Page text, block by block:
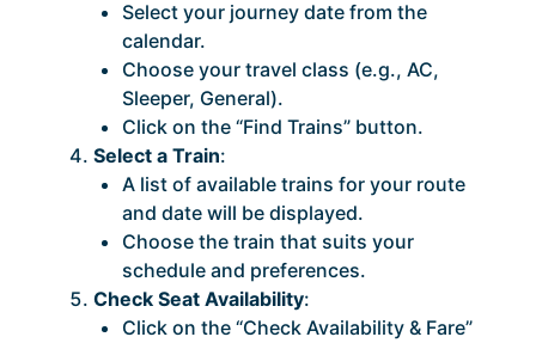
Select your journey date from the
calendar.
Choose your travel class (e.g., AC,
Sleeper, General).
Click on the “Find Trains” button.
Select a Train:
A list of available trains for your route
and date will be displayed.
Choose the train that suits your
schedule and preferences.
Check Seat Availability:
Click on the “Check Availability & Fare”